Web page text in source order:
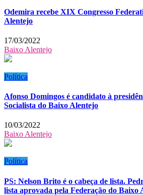
Odemira recebe XIX Congresso
Alentejo
17/03/2022
Baixo Alentejo
Política
Afonso Domingos é candidato à
Socialista do Baixo Alentejo
10/03/2022
Baixo Alentejo
Política
PS: Nelson Brito é o cabeça de lista.
lista aprovada pela Federação do Baixo